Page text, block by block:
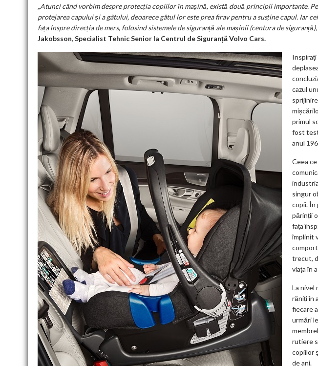
„Atunci când vorbim despre protecția copiilor în mașină, există două principii importante.
protejarea capului și a gâtului, deoarece gâtul lor este prea firav pentru a susține capul. Iar
fața înspre direcția de mers, folosind sistemele de siguranță ale mașinii (centura de
Jakobsson, Specialist Tehnic Senior la Centrul de Siguranță Volvo Cars.
Inspirați
cazul
primul
fost
anul
Ceea
singur
copii. În
părinții
fața
împlinit
trecut,
viața în
La nivel
răniți în
fiecare
urmări
rutiere
copiilor
de ani.